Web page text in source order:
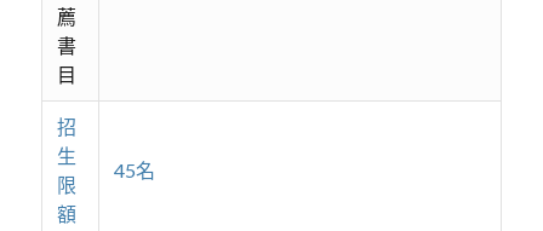
薦
書
目
招
生
限
額
45名